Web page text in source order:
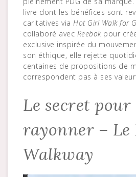
livre dont les bénéfices sont
caritatives via Hot Girl Walk for
collaboré avec Reebokpour
exclusive inspirée du
son éthique, elle rejette
centaines de propositions de
correspondent pas à ses
Le secret pour
rayonner –
Walkway